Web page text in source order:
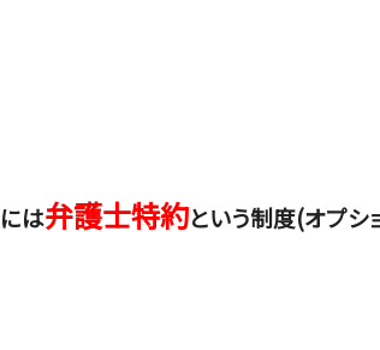
は弁護士特約という制度(オプシ